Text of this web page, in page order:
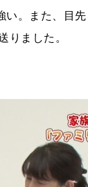
い。また、目
りました。